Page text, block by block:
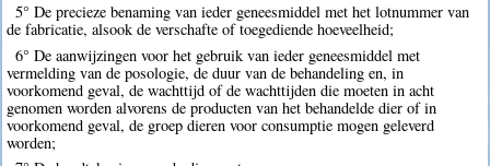
5° De precieze benaming van ieder geneesmiddel met het lotnummer van
de fabricatie, alsook de verschafte of toegediende hoeveelheid;
6° De aanwijzingen voor het gebruik van ieder geneesmiddel met
vermelding van de posologie, de duur van de behandeling en, in
voorkomend geval, de wachttijd of de wachttijden die moeten in acht
genomen worden alvorens de producten van het behandelde dier of in
voorkomend geval, de groep dieren voor consumptie mogen geleverd
worden;